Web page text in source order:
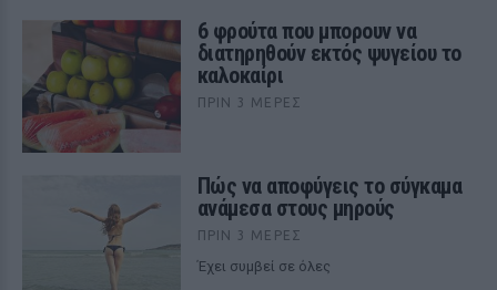
6 φρούτα που μπορουν να
διατηρηθούν εκτός ψυγείου το
καλοκαίρι
ΠΡΙΝ 3 ΜΈΡΕΣ
Πώς να αποφύγεις το σύγκαμα
ανάμεσα στους μηρούς
ΠΡΙΝ 3 ΜΈΡΕΣ
Έχει συμβεί σε όλες